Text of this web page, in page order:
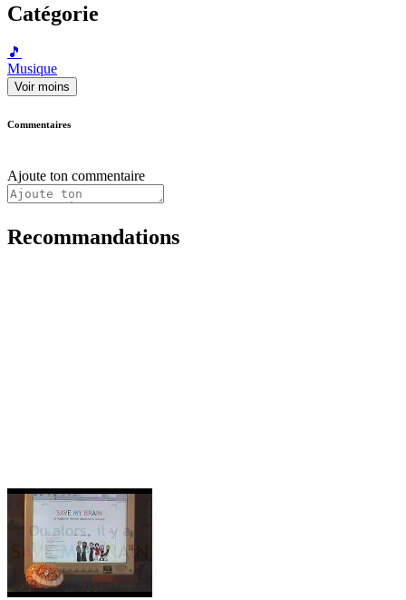
Catégorie
🎵
Musique
Voir moins
Commentaires
Ajoute ton commentaire
Recommandations